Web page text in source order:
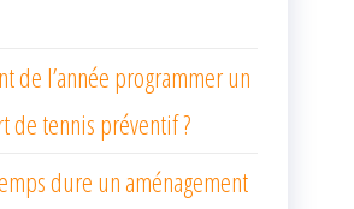
de l’année programmer un
de tennis préventif ?
dure un aménagement